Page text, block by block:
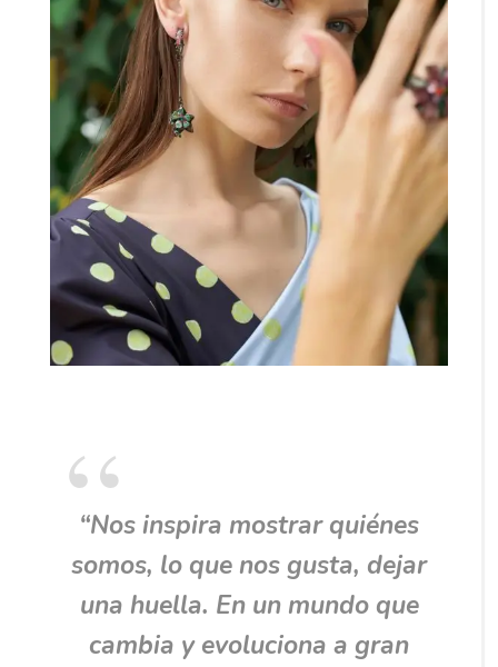
“Nos inspira mostrar quiénes
somos, lo que nos gusta, dejar
una huella. En un mundo que
cambia y evoluciona a gran